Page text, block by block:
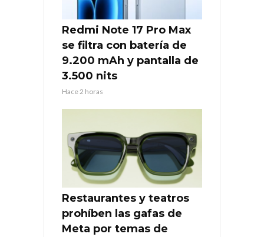
Redmi Note 17 Pro Max
se filtra con batería de
9.200 mAh y pantalla de
3.500 nits
Hace 2 horas
Restaurantes y teatros
prohíben las gafas de
Meta por temas de